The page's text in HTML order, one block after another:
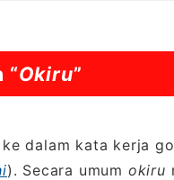
“Okiru”
dalam kata kerja
). Secara umum okiru